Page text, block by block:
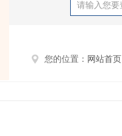
您的位置： 网站首页